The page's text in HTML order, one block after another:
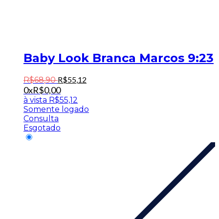
Baby Look Branca Marcos 9:23
R$68,90 R$55 12
0xR$0,00
à vista R$55,12
Somente logado
Consulta
Esgotado